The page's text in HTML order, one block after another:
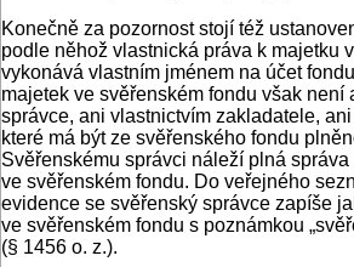
Konečně za pozornost stojí též
podle něhož vlastnická práva k majetku
vykonává vlastním jménem na účet
majetek ve svěřenském fondu však není
správce, ani vlastnictvím zakladatele,
které má být ze svěřenského fondu
Svěřenskému správci náleží plná správa
ve svěřenském fondu. Do veřejného
evidence se svěřenský správce zapíše
ve svěřenském fondu s poznámkou
(§ 1456 o. z.).